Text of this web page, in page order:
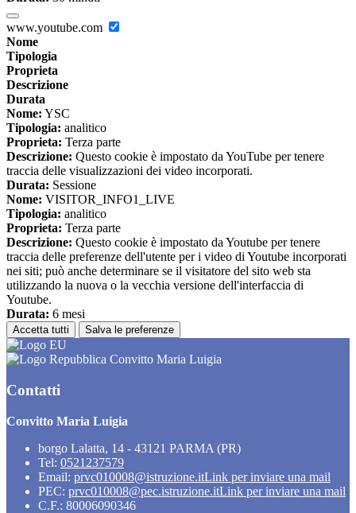
www.youtube.com
Nome
Tipologia
Proprieta
Descrizione
Durata
Nome: YSC
Tipologia: analitico
Proprieta: Terza parte
Descrizione: Questo cookie è impostato da YouTube per tenere
traccia delle visualizzazioni dei video incorporati.
Durata: Sessione
Nome: VISITOR_INFO1_LIVE
Tipologia: analitico
Proprieta: Terza parte
Descrizione: Questo cookie è impostato da Youtube per tenere
traccia delle preferenze dell'utente per i video di Youtube incorporati
nei siti; può anche determinare se il visitatore del sito web sta
utilizzando la nuova o la vecchia versione dell'interfaccia di
Youtube.
Durata: 6 mesi
Accetta tutti Salva le preferenze
Convitto Maria Luigia
Contatti
Convitto Maria Luigia
borgo Lalatta, 14 - 43121 PARMA (PR)
Tel: 0521237579
Email: prvc010008@istruzione.itLink per inviare una mail
PEC: prvc010008@pec.istruzione.itLink per inviare una mail
C.F.: 80006090346